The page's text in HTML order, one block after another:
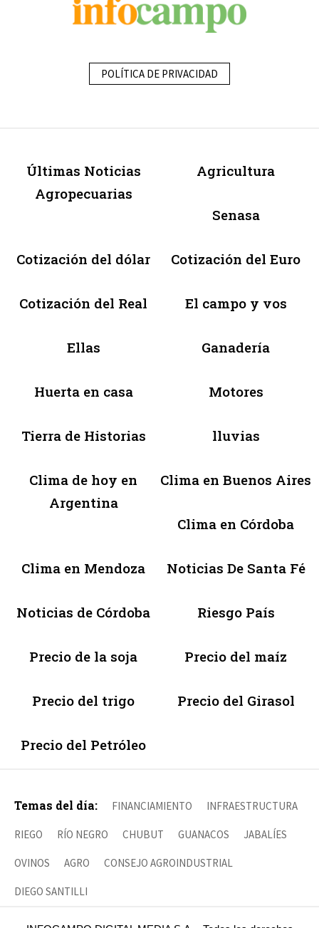
POLÍTICA DE PRIVACIDAD
Últimas Noticias
Agropecuarias
Agricultura
Senasa
Cotización del dólar Cotización del Euro
Cotización del Real El campo y vos
Ellas Ganadería
Huerta en casa Motores
Tierra de Historias lluvias
Clima de hoy en
Argentina
Clima en Buenos Aires
Clima en Córdoba
Clima en Mendoza Noticias De Santa Fé
Noticias de Córdoba Riesgo País
Precio de la soja Precio del maíz
Precio del trigo Precio del Girasol
Precio del Petróleo
Temas del día: FINANCIAMIENTO INFRAESTRUCTURA
RIEGO RÍO NEGRO CHUBUT GUANACOS JABALÍES
OVINOS AGRO CONSEJO AGROINDUSTRIAL
DIEGO SANTILLI